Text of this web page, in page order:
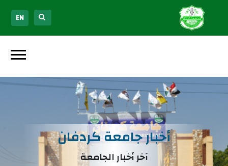
EN
أخبار جامعة كردفان
آخر أخبار الجامعة